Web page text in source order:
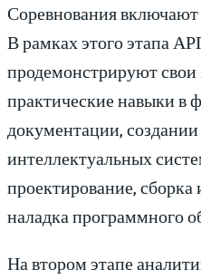
Соревнования включают
В рамках этого этапа
продемонстрируют свои
практические навыки в
документации,
интеллектуальных
проектирование,
наладка программного
На втором этапе